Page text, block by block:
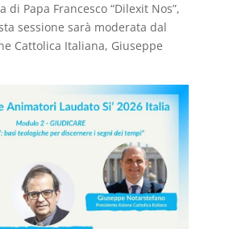
di Papa Francesco “Dilexit Nos”,
sessione sarà moderata dal
Cattolica Italiana, Giuseppe